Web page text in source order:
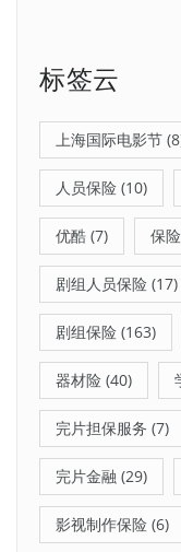
标签云
上海国际电影节
人员保险 (10)
优酷 (7) 保险
剧组人员保险 (17)
剧组保险 (163)
器材险 (40)
完片担保服务 (7)
完片金融 (29)
影视制作保险 (6)